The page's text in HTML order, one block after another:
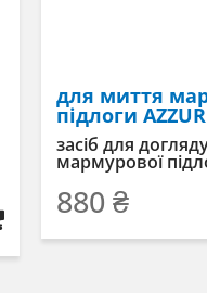
для миття
підлоги
засіб для
мармурової
880 ₴